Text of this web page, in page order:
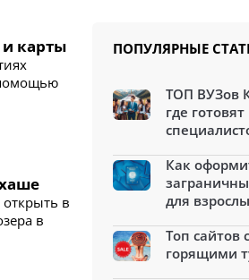
карты
в
в
ПОПУЛЯРНЫЕ
ТОП ВУЗов
где готовят
Как
для
Топ сайтов с
горящими